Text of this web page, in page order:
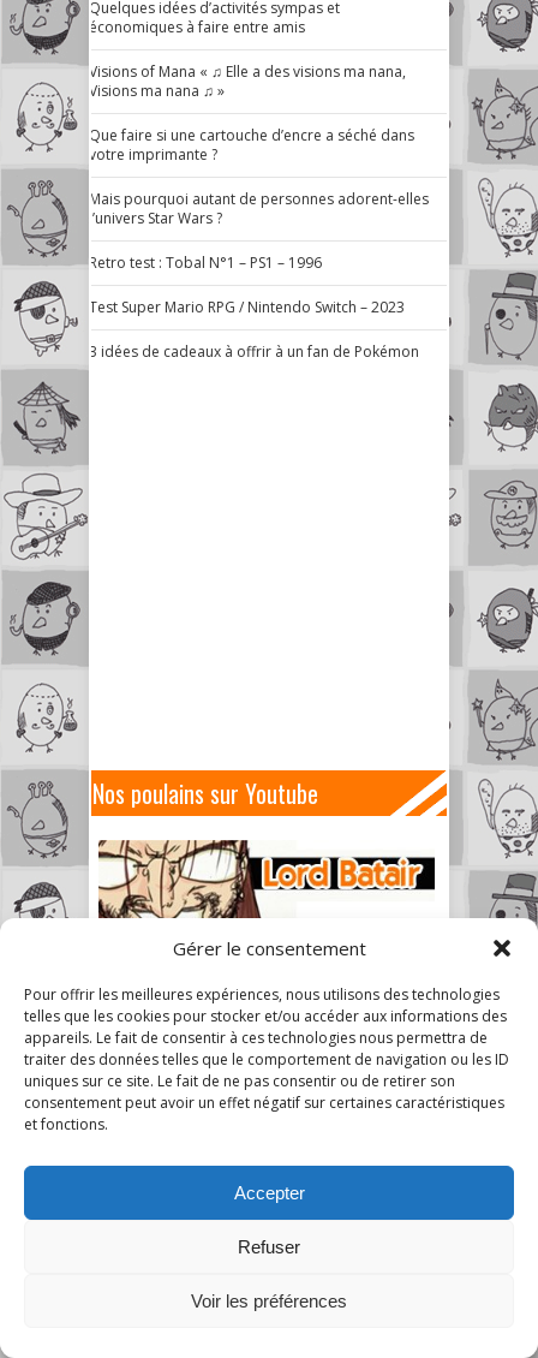
Gérer le consentement
Pour offrir les meilleures expériences, nous utilisons des technologies
telles que les cookies pour stocker et/ou accéder aux informations des
appareils. Le fait de consentir à ces technologies nous permettra de
traiter des données telles que le comportement de navigation ou les ID
uniques sur ce site. Le fait de ne pas consentir ou de retirer son
consentement peut avoir un effet négatif sur certaines caractéristiques
et fonctions.
Accepter
Refuser
Voir les préférences
Quelques idées d’activités sympas et
économiques à faire entre amis
Visions of Mana « ♫ Elle a des visions ma nana,
Visions ma nana ♫ »
Que faire si une cartouche d’encre a séché dans
votre imprimante ?
Mais pourquoi autant de personnes adorent-elles
l’univers Star Wars ?
Retro test : Tobal N°1 – PS1 – 1996
Test Super Mario RPG / Nintendo Switch – 2023
3 idées de cadeaux à offrir à un fan de Pokémon
Nos poulains sur Youtube